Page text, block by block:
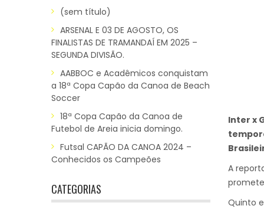
(sem título)
ARSENAL E 03 DE AGOSTO, OS
FINALISTAS DE TRAMANDAÍ EM 2025 –
SEGUNDA DIVISÃO.
AABBOC e Acadêmicos conquistam
a 18ª Copa Capão da Canoa de Beach
Soccer
18ª Copa Capão da Canoa de
Futebol de Areia inicia domingo.
Futsal CAPÃO DA CANOA 2024 –
Conhecidos os Campeões
CATEGORIAS
Inter x
A
Quinto